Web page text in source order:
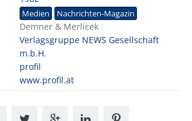
Medien Nachrichten-Magazin
Demner & Merlicek
Verlagsgruppe NEWS Gesellschaft
m.b.H.
profil
www.profil.at